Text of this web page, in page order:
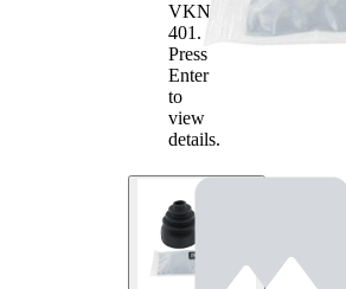
VKN
401 .
Press
Enter
to
view
details.